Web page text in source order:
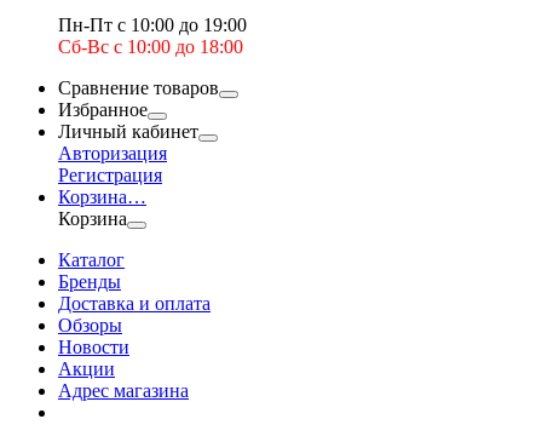
Пн-Пт с 10:00 до 19:00
Сб-Вс с 10:00 до 18:00
Сравнение товаров
Избранное
Личный кабинет
Авторизация
Регистрация
Корзина…
Корзина
Каталог
Бренды
Доставка и оплата
Обзоры
Новости
Акции
Адрес магазина